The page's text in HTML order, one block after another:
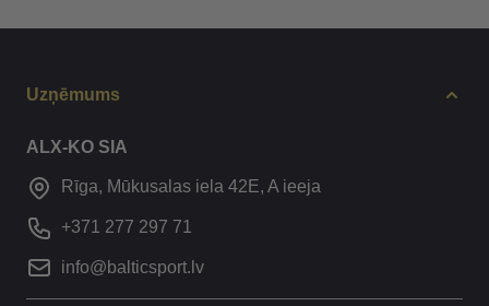
Uzņēmums
ALX-KO SIA
Rīga, Mūkusalas iela 42E, A ieeja
+371 277 297 71
info@balticsport.lv